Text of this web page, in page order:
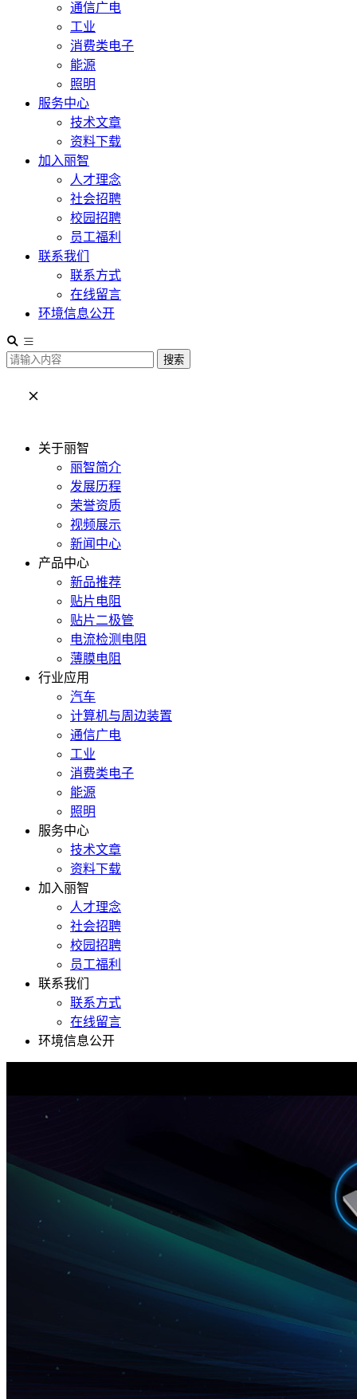
通信广电
工业
消费类电子
能源
照明
服务中心
技术文章
资料下载
加入丽智
人才理念
社会招聘
校园招聘
员工福利
联系我们
联系方式
在线留言
环境信息公开
搜索
关于丽智
丽智简介
发展历程
荣誉资质
视频展示
新闻中心
产品中心
新品推荐
贴片电阻
贴片二极管
电流检测电阻
薄膜电阻
行业应用
汽车
计算机与周边装置
通信广电
工业
消费类电子
能源
照明
服务中心
技术文章
资料下载
加入丽智
人才理念
社会招聘
校园招聘
员工福利
联系我们
联系方式
在线留言
环境信息公开